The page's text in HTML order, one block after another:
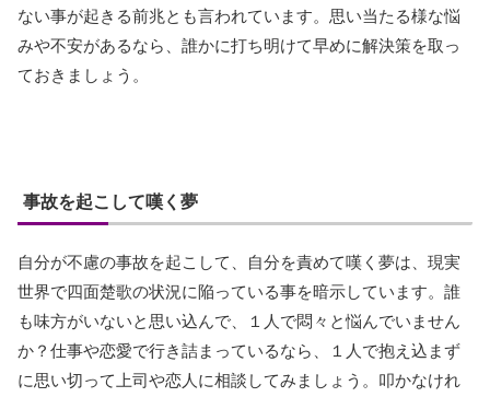
ない事が起きる前兆とも言われています。思い当たる様な悩
みや不安があるなら、誰かに打ち明けて早めに解決策を取っ
ておきましょう。
事故を起こして嘆く夢
自分が不慮の事故を起こして、自分を責めて嘆く夢は、現実
世界で四面楚歌の状況に陥っている事を暗示しています。誰
も味方がいないと思い込んで、１人で悶々と悩んでいません
か？仕事や恋愛で行き詰まっているなら、１人で抱え込まず
に思い切って上司や恋人に相談してみましょう。叩かなけれ